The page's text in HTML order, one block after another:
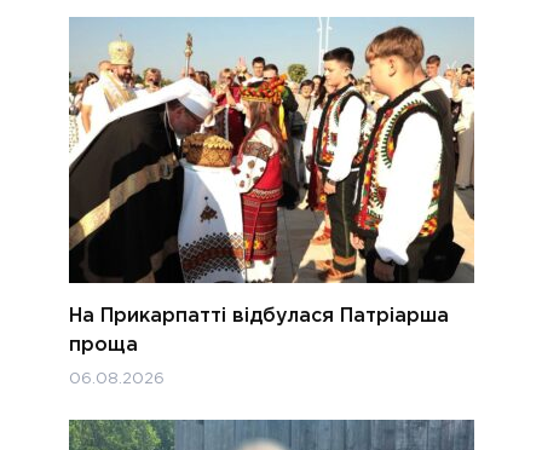
На Прикарпатті відбулася Патріарша
проща
06.08.2026